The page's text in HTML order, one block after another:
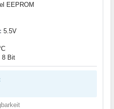
EEPROM
5.5V
8 Bit